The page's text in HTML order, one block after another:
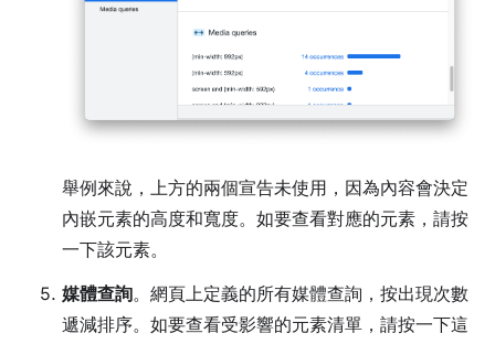
舉例來說，上方的兩個宣告未使用，因為內容會決定
內嵌元素的高度和寬度。如要查看對應的元素，請按
一下該元素。
媒體查詢。網頁上定義的所有媒體查詢，按出現次數
遞減排序。如要查看受影響的元素清單，請按一下這